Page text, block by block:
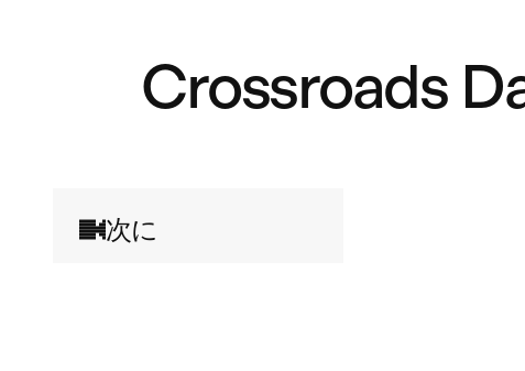
Crossroads
次に